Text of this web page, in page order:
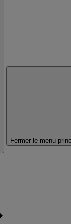
Fermer le menu